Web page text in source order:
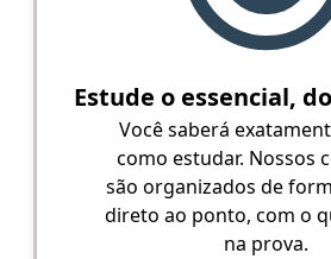
Estude o essencial,
Você saberá
como estudar. Nossos
são organizados de
direto ao ponto, com o
na prova.